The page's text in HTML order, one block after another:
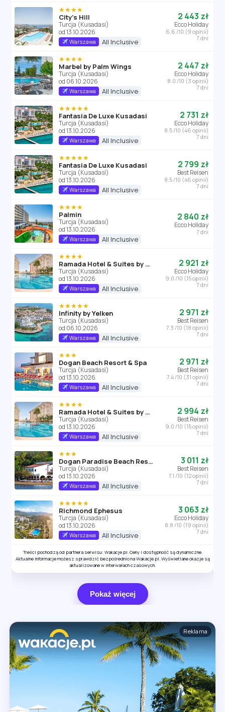
★★★★
City's Hill
Turcja (Kusadasi)
od 13.10.2026
Warszawa All Inclusive
2 443 zł
Ecco Holiday
6.6 /10 (9 opinii)
7 dni
★★★★
Marbel by Palm Wings
Turcja (Kusadasi)
od 06.10.2026
Warszawa All Inclusive
2 447 zł
Ecco Holiday
8.0 /10 (3 opinii)
7 dni
★★★★★
Fantasia De Luxe Kusadasi
Turcja (Kusadasi)
od 13.10.2026
Warszawa All Inclusive
2 731 zł
Ecco Holiday
8.5 /10 (46 opinii)
7 dni
★★★★★
Fantasia De Luxe Kusadasi
Turcja (Kusadasi)
od 13.10.2026
Warszawa All Inclusive
2 799 zł
Best Reisen
8.5 /10 (46 opinii)
7 dni
★★★★
Palmin
Turcja (Kusadasi)
od 13.10.2026
Warszawa All Inclusive
2 840 zł
Ecco Holiday
7 dni
★★★★
Ramada Hotel & Suites by Wyndham
Turcja (Kusadasi)
od 13.10.2026
Warszawa All Inclusive
2 921 zł
Ecco Holiday
9.0 /10 (15 opinii)
7 dni
★★★★★
Infinity by Yelken
Turcja (Kusadasi)
od 06.10.2026
Warszawa All Inclusive
2 971 zł
Best Reisen
7.3 /10 (18 opinii)
7 dni
★★★
Dogan Beach Resort & Spa
Turcja (Kusadasi)
od 13.10.2026
Warszawa All Inclusive
2 971 zł
Best Reisen
7.4 /10 (31 opinii)
7 dni
★★★★
Ramada Hotel & Suites by Wyndham
Turcja (Kusadasi)
od 13.10.2026
Warszawa All Inclusive
2 994 zł
Best Reisen
9.0 /10 (15 opinii)
7 dni
★★★
Dogan Paradise Beach Resort
Turcja (Kusadasi)
od 13.10.2026
Warszawa All Inclusive
3 011 zł
Best Reisen
7.1 /10 (12 opinii)
7 dni
★★★★★
Richmond Ephesus
Turcja (Kusadasi)
od 13.10.2026
Warszawa All Inclusive
3 063 zł
Ecco Holiday
8.8 /10 (19 opinii)
7 dni
Treści pochodzą od partnera serwisu: Wakacje.pl. Ceny i dostępność są dynamiczne.
Aktualne informacje możesz sprawdzić bezpośrednio na Wakacje.pl. Wyświetlane okazje są
aktualizowane w interwałach czasowych.
Pokaż więcej
Reklama